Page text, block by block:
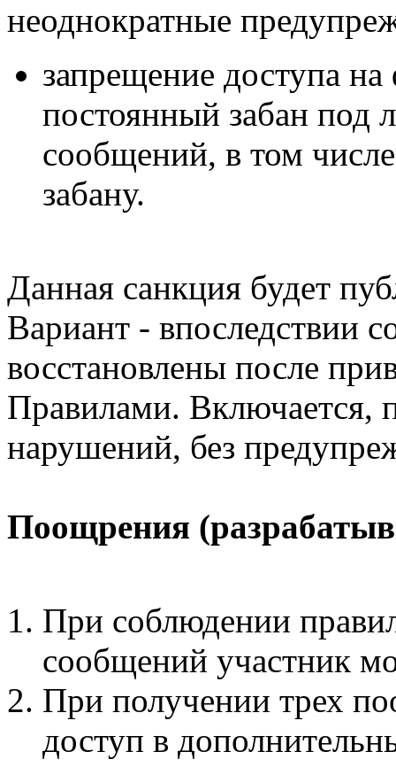
неоднократные
запрещение доступа
постоянный забан под
сообщений, в том
забану.
Данная санкция будет
Вариант - впоследствии
восстановлены после
Правилами. Включается,
нарушений, без
Поощрения
При соблюдении
сообщений участник
При получении трех
доступ в